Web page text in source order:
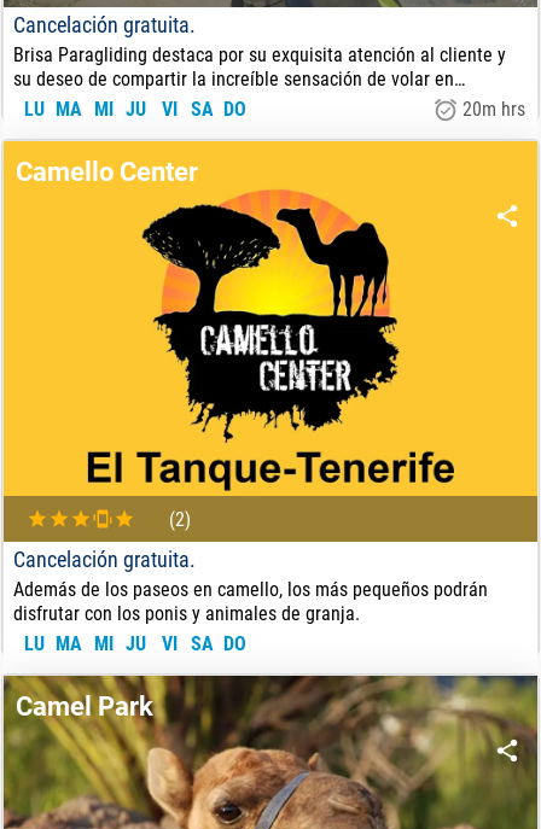
Cancelación gratuita.
Brisa Paragliding destaca por su exquisita atención al cliente y
su deseo de compartir la increíble sensación de volar en
parapente.
LU MA MI JU VI SA DO 20m hrs
(2)
Camello Center
Cancelación gratuita.
Además de los paseos en camello, los más pequeños podrán
disfrutar con los ponis y animales de granja.
LU MA MI JU VI SA DO
DE:14€
Camel Park